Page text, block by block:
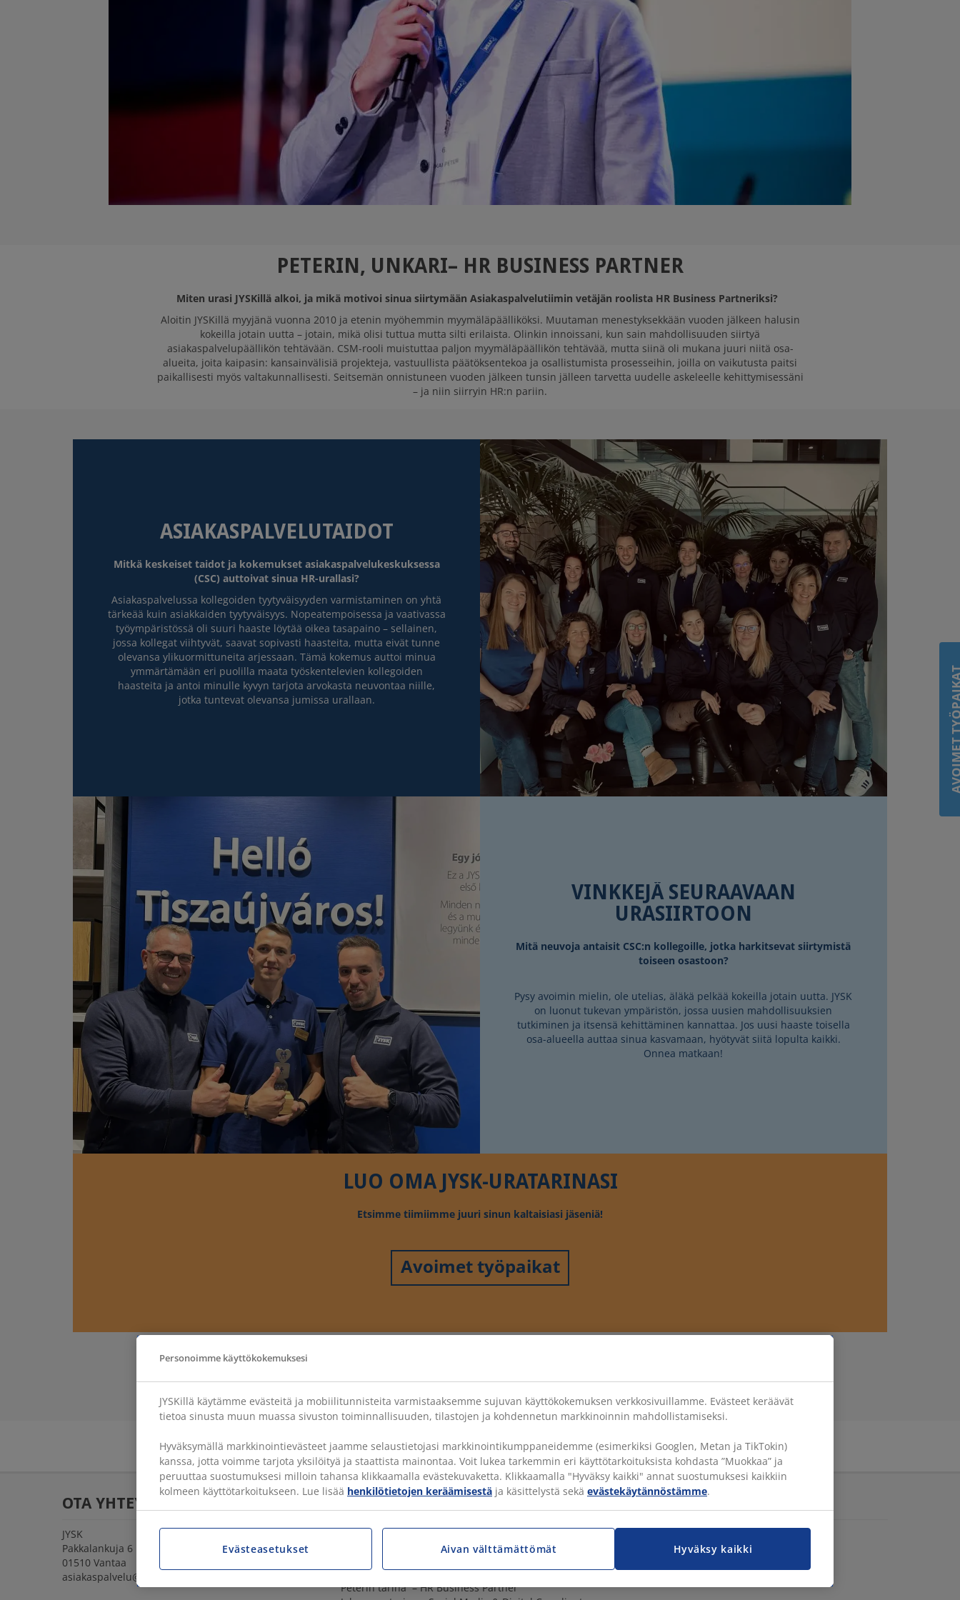
PETERIN, UNKARI– HR BUSINESS PARTNER
Miten urasi JYSKillä alkoi, ja mikä motivoi sinua siirtymään Asiakaspalvelutiimin vetäjän roolista HR Business Partneriksi?
Aloitin JYSKillä myyjänä vuonna 2010 ja etenin myöhemmin myymäläpäälliköksi. Muutaman menestyksekkään vuoden jälkeen halusin
kokeilla jotain uutta – jotain, mikä olisi tuttua mutta silti erilaista. Olinkin innoissani, kun sain mahdollisuuden siirtyä
asiakaspalvelupäällikön tehtävään. CSM-rooli muistuttaa paljon myymäläpäällikön tehtävää, mutta siinä oli mukana juuri niitä osa-
alueita, joita kaipasin: kansainvälisiä projekteja, vastuullista päätöksentekoa ja osallistumista prosesseihin, joilla on vaikutusta paitsi
paikallisesti myös valtakunnallisesti. Seitsemän onnistuneen vuoden jälkeen tunsin jälleen tarvetta uudelle askeleelle kehittymisessäni
– ja niin siirryin HR:n pariin.
ASIAKASPALVELUTAIDOT
Mitkä keskeiset taidot ja kokemukset asiakaspalvelukeskuksessa
(CSC) auttoivat sinua HR-urallasi?
Asiakaspalvelussa kollegoiden tyytyväisyyden varmistaminen on yhtä
tärkeää kuin asiakkaiden tyytyväisyys. Nopeatempoisessa ja vaativassa
työympäristössä oli suuri haaste löytää oikea tasapaino – sellainen,
jossa kollegat viihtyvät, saavat sopivasti haasteita, mutta eivät tunne
olevansa ylikuormittuneita arjessaan. Tämä kokemus auttoi minua
ymmärtämään eri puolilla maata työskentelevien kollegoiden
haasteita ja antoi minulle kyvyn tarjota arvokasta neuvontaa niille,
jotka tuntevat olevansa jumissa urallaan.
VINKKEJÄ SEURAAVAAN
URASIIRTOON
Mitä neuvoja antaisit CSC:n kollegoille, jotka harkitsevat siirtymistä
toiseen osastoon?
Pysy avoimin mielin, ole utelias, äläkä pelkää kokeilla jotain uutta. JYSK
on luonut tukevan ympäristön, jossa uusien mahdollisuuksien
tutkiminen ja itsensä kehittäminen kannattaa. Jos uusi haaste toisella
osa-alueella auttaa sinua kasvamaan, hyötyvät siitä lopulta kaikki.
Onnea matkaan!
LUO OMA JYSK-URATARINASI
Etsimme tiimiimme juuri sinun kaltaisiasi jäseniä!
Avoimet työpaikat
Facebook Instagram LinkedIn YouTube
OTA YHTEYTTÄ
JYSK
Pakkalankuja 6
01510 Vantaa
asiakaspalvelu@jysk.com
TUTUSTU TARKEMMIN
Biljanan tarina – Product Ownerina
Від спеціаліста служби підтримки до B2B-менеджера.
Peterin tarina – HR Business Partner
MUUT SIVUSTOMME
Yleiset ehdot - Työnhakijat
Personoimme käyttökokemuksesi
JYSKillä käytämme evästeitä ja mobiilitunnisteita varmistaaksemme sujuvan käyttökokemuksen verkkosivuillamme. Evästeet keräävät
tietoa sinusta muun muassa sivuston toiminnallisuuden, tilastojen ja kohdennetun markkinoinnin mahdollistamiseksi.
Hyväksymällä markkinointievästeet jaamme selaustietojasi markkinointikumppaneidemme (esimerkiksi Googlen, Metan ja TikTokin)
kanssa, jotta voimme tarjota yksilöityä ja staattista mainontaa. Voit lukea tarkemmin eri käyttötarkoituksista kohdasta ”Muokkaa” ja
peruuttaa suostumuksesi milloin tahansa klikkaamalla evästekuvaketta. Klikkaamalla "Hyväksy kaikki" annat suostumuksesi kaikkiin
kolmeen käyttötarkoitukseen. Lue lisää henkilötietojen keräämisestä ja käsittelystä sekä evästekäytännöstämme.
Hyväksy kaikki
Evästeasetukset Aivan välttämättömät